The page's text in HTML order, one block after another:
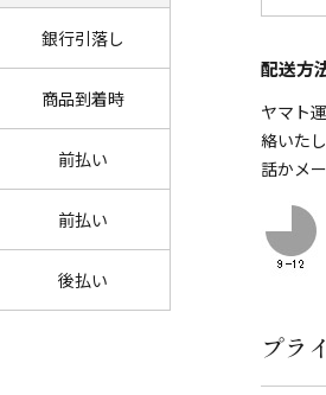
銀行引落し
商品到着時
前払い
前払い
後払い
配送方
ヤマト
絡いた
話かメ
プラ